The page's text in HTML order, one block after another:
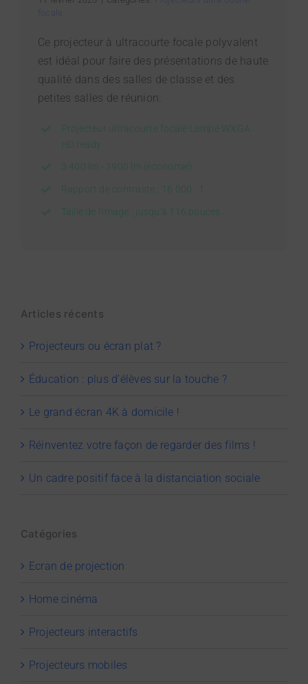
focale
Ce projecteur à ultracourte focale polyvalent
est idéal pour faire des présentations de haute
qualité dans des salles de classe et des
petites salles de réunion.
Projecteur ultracourte focale Lampe WXGA
HD ready
3 400 lm - 1900 lm (économie)
Rapport de contraste : 16 000 : 1
Taille de l'image : jusqu'à 116 pouces
Articles récents
Projecteurs ou écran plat ?
Éducation : plus d’élèves sur la touche ?
Le grand écran 4K à domicile !
Réinventez votre façon de regarder des films !
Un cadre positif face à la distanciation sociale
Catégories
Ecran de projection
Home cinéma
Projecteurs interactifs
Projecteurs mobiles